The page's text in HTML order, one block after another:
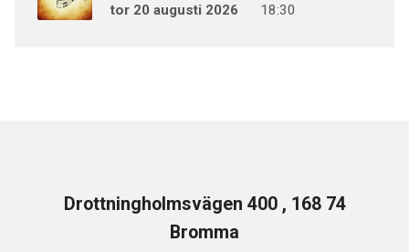
tor 20 augusti 2026 18:30
Drottningholmsvägen 400 , 168 74
Bromma